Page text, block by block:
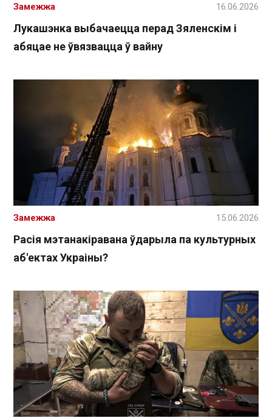
Лукашэнка выбачаецца перад Зяленскім і
абяцае не ўвязвацца ў вайну
Замежжа 16.06.2026
Расія мэтанакіравана ўдарыла па культурных
аб'ектах Украіны?
Замежжа 15.06.2026